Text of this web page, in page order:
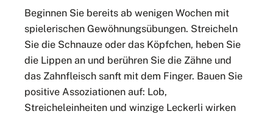
Beginnen Sie bereits ab wenigen Wochen mit
spielerischen Gewöhnungsübungen. Streicheln
Sie die Schnauze oder das Köpfchen, heben Sie
die Lippen an und berühren Sie die Zähne und
das Zahnfleisch sanft mit dem Finger. Bauen Sie
positive Assoziationen auf: Lob,
Streicheleinheiten und winzige Leckerli wirken